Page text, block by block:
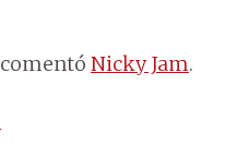
Nicky Jam.